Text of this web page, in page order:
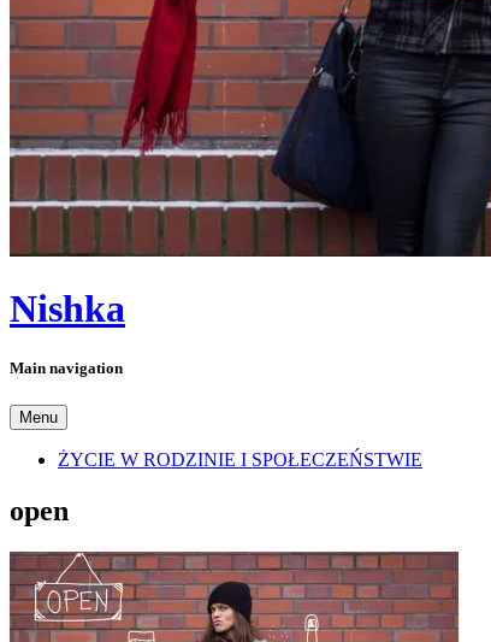
Nishka
Main navigation
Menu
ŻYCIE W RODZINIE I SPOŁECZEŃSTWIE
open